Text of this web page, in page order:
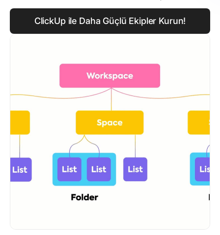
ClickUp ile Daha Güçlü Ekipler Kurun!